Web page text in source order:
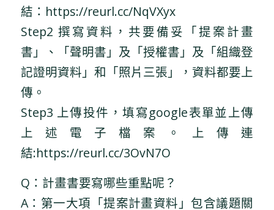
結：https://reurl.cc/NqVXyx
Step2 撰寫資料，共要備妥「提案計畫
書」、「聲明書」及「授權書」及「組織登
記證明資料」和「照片三張」，資料都要上
傳。
Step3 上傳投件，填寫google表單並上傳
上述電子檔案。上傳連
結:https://reurl.cc/3OvN7O
Q：計畫書要寫哪些重點呢？
A：第一大項「提案計畫資料」包含議題關